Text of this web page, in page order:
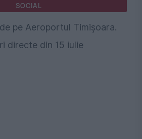
SOCIAL
pe Aeroportul Timișoara.
directe din 15 iulie